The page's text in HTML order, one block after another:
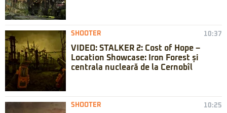
SHOOTER 10:37
VIDEO: STALKER 2: Cost of Hope –
Location Showcase: Iron Forest și
centrala nucleară de la Cernobîl
SHOOTER 10:25